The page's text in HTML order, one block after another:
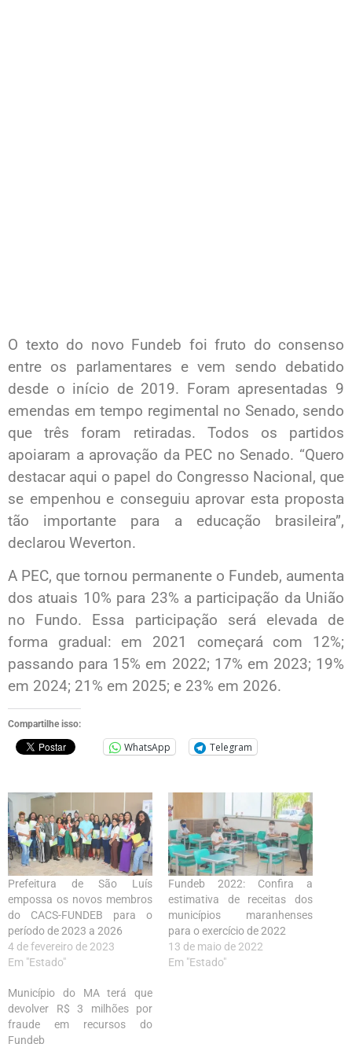
O texto do novo Fundeb foi fruto do consenso
entre os parlamentares e vem sendo debatido
desde o início de 2019. Foram apresentadas 9
emendas em tempo regimental no Senado, sendo
que três foram retiradas. Todos os partidos
apoiaram a aprovação da PEC no Senado. “Quero
destacar aqui o papel do Congresso Nacional, que
se empenhou e conseguiu aprovar esta proposta
tão importante para a educação brasileira”,
declarou Weverton.
A PEC, que tornou permanente o Fundeb, aumenta
dos atuais 10% para 23% a participação da União
no Fundo. Essa participação será elevada de
forma gradual: em 2021 começará com 12%;
passando para 15% em 2022; 17% em 2023; 19%
em 2024; 21% em 2025; e 23% em 2026.
Compartilhe isso:
WhatsApp Telegram
Prefeitura de São Luís
empossa os novos membros
do CACS-FUNDEB para o
período de 2023 a 2026
4 de fevereiro de 2023
Em "Estado"
Fundeb 2022: Confira a
estimativa de receitas dos
municípios maranhenses
para o exercício de 2022
13 de maio de 2022
Em "Estado"
Município do MA terá que
devolver R$ 3 milhões por
fraude em recursos do
Fundeb